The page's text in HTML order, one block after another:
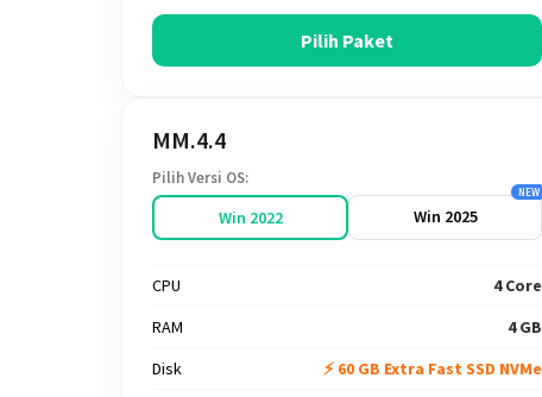
Pilih Paket
MM.4.4
Pilih Versi OS:
Win 2022 Win 2025
NEW
CPU
4 Core
RAM
4 GB
Disk
⚡ 60 GB Extra Fast SSD NVMe